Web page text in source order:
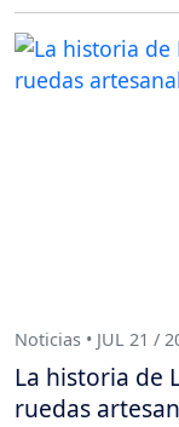
Noticias • JUL 21 /
La historia de
ruedas